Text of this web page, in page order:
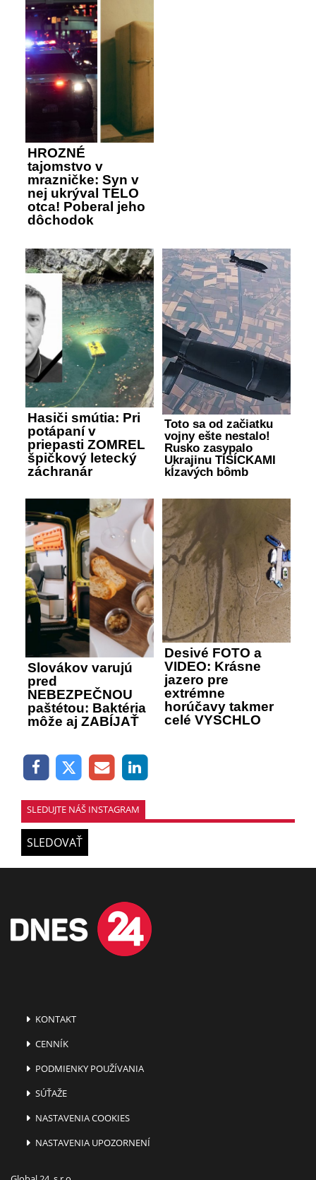
HROZNÉ
tajomstvo v
mrazničke: Syn v
nej ukrýval TELO
otca! Poberal jeho
dôchodok
Hasiči smútia: Pri
potápaní v
priepasti ZOMREL
špičkový letecký
záchranár
Toto sa od začiatku
vojny ešte nestalo!
Rusko zasypalo
Ukrajinu TISÍCKAMI
kĺzavých bômb
Slovákov varujú
pred
NEBEZPEČNOU
paštétou: Baktéria
môže aj ZABÍJAŤ
Desivé FOTO a
VIDEO: Krásne
jazero pre
extrémne
horúčavy takmer
celé VYSCHLO
SLEDUJTE NÁŠ INSTAGRAM
SLEDOVAŤ
KONTAKT
CENNÍK
PODMIENKY POUŽÍVANIA
SÚŤAŽE
NASTAVENIA COOKIES
NASTAVENIA UPOZORNENÍ